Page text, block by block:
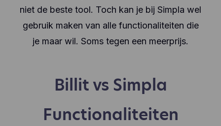
niet de beste tool. Toch kan je bij Simpla wel
gebruik maken van alle functionaliteiten die
je maar wil. Soms tegen een meerprijs.
Billit vs Simpla
Functionaliteiten